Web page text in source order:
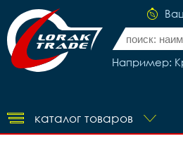
Например:
каталог товаров